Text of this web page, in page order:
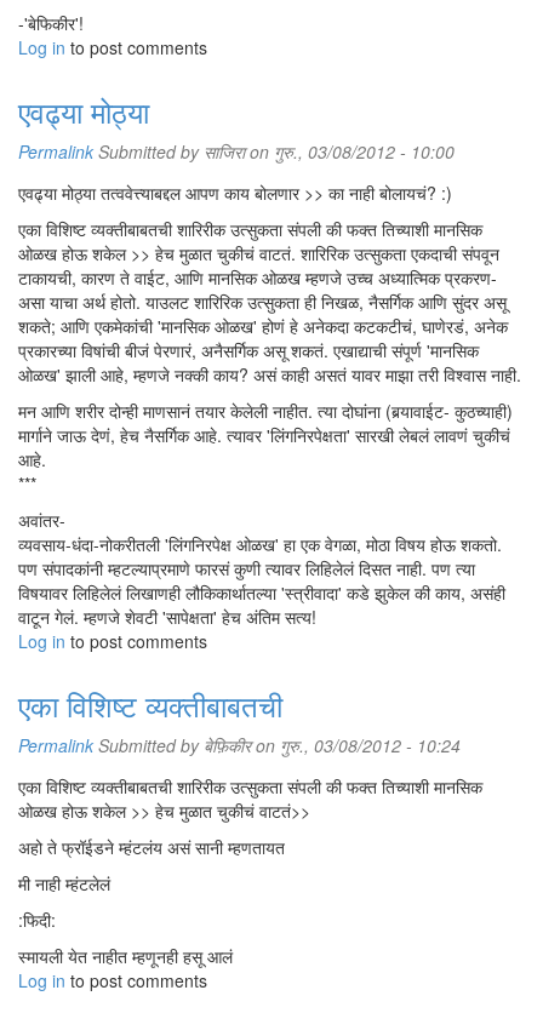
-'बेफिकीर'!
Log in to post comments
एवढ्या मोठ्या
Permalink Submitted by साजिराon गुरु., 03/08/2012 - 10:00
एवढ्या मोठ्या तत्ववेत्त्याबद्दल आपण काय बोलणार >> का नाही बोलायचं? :)
एका विशिष्ट व्यक्तीबाबतची शारिरीक उत्सुकता संपली की फक्त तिच्याशी मानसिक
ओळख होऊ शकेल >> हेच मुळात चुकीचं वाटतं. शारिरिक उत्सुकता एकदाची संपवून
टाकायची, कारण ते वाईट, आणि मानसिक ओळख म्हणजे उच्च अध्यात्मिक प्रकरण-
असा याचा अर्थ होतो. याउलट शारिरिक उत्सुकता ही निखळ, नैसर्गिक आणि सुंदर असू
शकते; आणि एकमेकांची 'मानसिक ओळख' होणं हे अनेकदा कटकटीचं, घाणेरडं, अनेक
प्रकारच्या विषांची बीजं पेरणारं, अनैसर्गिक असू शकतं. एखाद्याची संपूर्ण 'मानसिक
ओळख' झाली आहे, म्हणजे नक्की काय? असं काही असतं यावर माझा तरी विश्वास नाही.
मन आणि शरीर दोन्ही माणसानं तयार केलेली नाहीत. त्या दोघांना (बर्‍यावाईट- कुठच्याही)
मार्गाने जाऊ देणं, हेच नैसर्गिक आहे. त्यावर 'लिंगनिरपेक्षता' सारखी लेबलं लावणं चुकीचं
आहे.
***
अवांतर-
व्यवसाय-धंदा-नोकरीतली 'लिंगनिरपेक्ष ओळख' हा एक वेगळा, मोठा विषय होऊ शकतो.
पण संपादकांनी म्हटल्याप्रमाणे फारसं कुणी त्यावर लिहिलेलं दिसत नाही. पण त्या
विषयावर लिहिलेलं लिखाणही लौकिकार्थातल्या 'स्त्रीवादा' कडे झुकेल की काय, असंही
वाटून गेलं. म्हणजे शेवटी 'सापेक्षता' हेच अंतिम सत्य!
Log in to post comments
एका विशिष्ट व्यक्तीबाबतची
Permalink Submitted by बेफ़िकीरon गुरु., 03/08/2012 - 10:24
एका विशिष्ट व्यक्तीबाबतची शारिरीक उत्सुकता संपली की फक्त तिच्याशी मानसिक
ओळख होऊ शकेल >> हेच मुळात चुकीचं वाटतं>>
अहो ते फ्रॉईडने म्हंटलंय असं सानी म्हणतायत
मी नाही म्हंटलेलं
:फिदी:
स्मायली येत नाहीत म्हणूनही हसू आलं
Log in to post comments